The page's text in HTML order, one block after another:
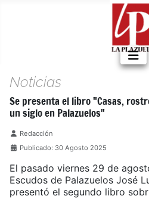
Noticias
Se presenta el libro "Casas,
un siglo en Palazuelos"
Detalles
Redacción
Publicado: 30 Agosto 2025
El pasado viernes 29 de
Escudos de Palazuelos José
presentó el segundo libro